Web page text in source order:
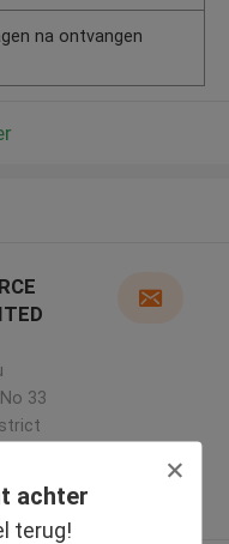
achter
terug!
na ontvangen
33